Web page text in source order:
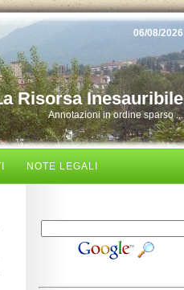
Risorsa Inesauribile
Annotazioni in ordine sparso ...
06/08/2026
NOTE LEGALI